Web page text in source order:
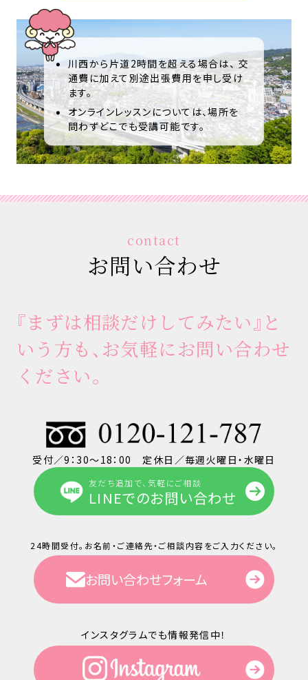
川西から片道2時間を超える場合は、 交
通費に加えて別途出張費用を申し受け
ます。
オンラインレッスンについては、場所を
問わずどこでも受講可能です。
contact
お問い合わせ
『まずは相談だけしてみたい』と
いう方も、お気軽にお問い合わせ
ください。
受付／9：30～18：00 定休日／毎週火曜日・水曜日
友だち追加で、気軽にご相談
LINEでのお問い合わせ
24時間受付。お名前・ご連絡先・ご相談内容をご入力ください。
お問い合わせフォーム
インスタグラムでも情報発信中！